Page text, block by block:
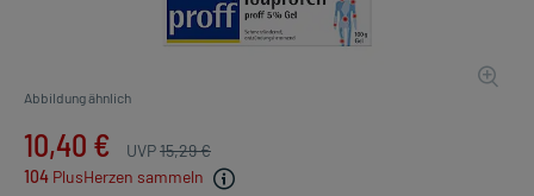
Abbildung ähnlich
10,40 € UVP15,29 €
104 PlusHerzen sammeln